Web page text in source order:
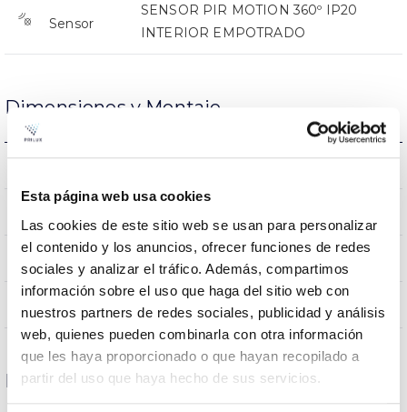
Esta página web usa cookies
Las cookies de este sitio web se usan para personalizar
el contenido y los anuncios, ofrecer funciones de redes
sociales y analizar el tráfico. Además, compartimos
información sobre el uso que haga del sitio web con
nuestros partners de redes sociales, publicidad y análisis
web, quienes pueden combinarla con otra información
que les haya proporcionado o que hayan recopilado a
partir del uso que haya hecho de sus servicios.
Sensor
SENSOR PIR MOTION 360º IP20
INTERIOR EMPOTRADO
Dimensiones y Montaje
Posición de montaje Empotrado Techo
Empalmable
Datos ópticos